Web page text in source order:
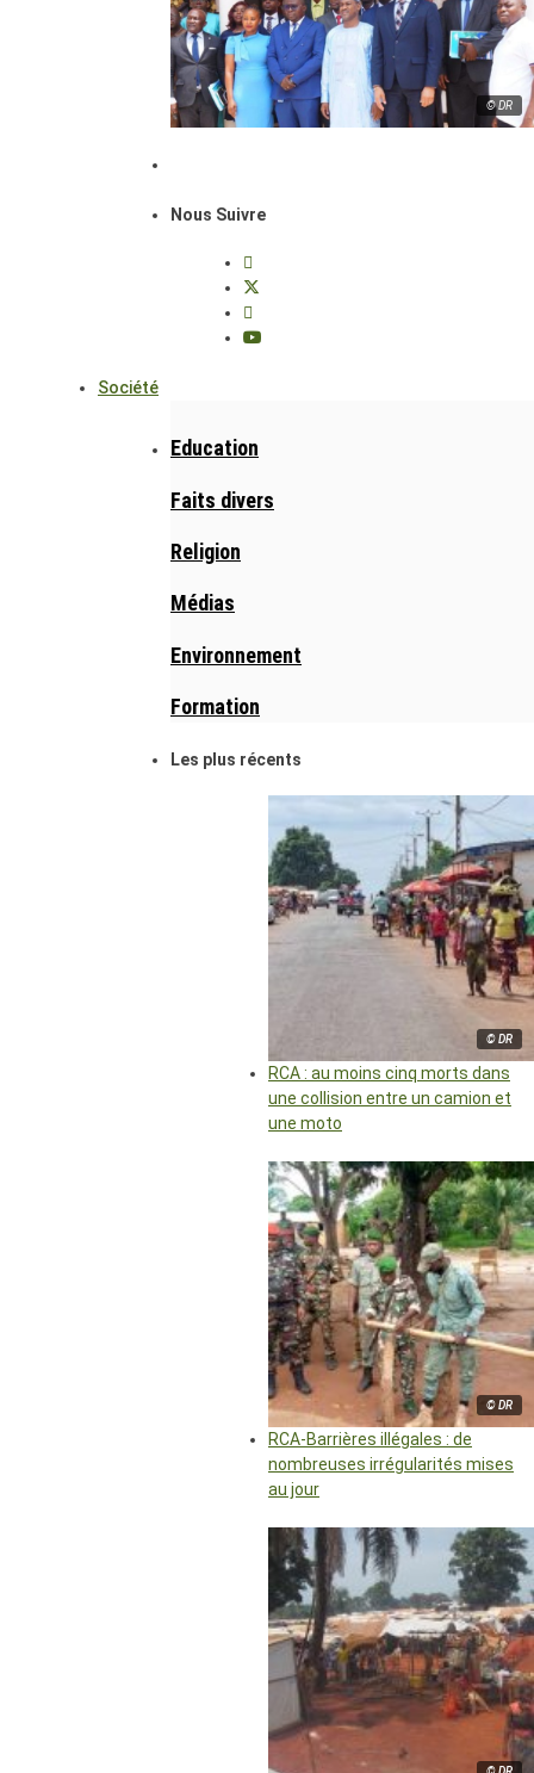
© DR
Nous Suivre
Société
Education
Faits divers
Religion
Médias
Environnement
Formation
Les plus récents
© DR
RCA : au moins cinq morts dans
une collision entre un camion et
une moto
© DR
RCA-Barrières illégales : de
nombreuses irrégularités mises
au jour